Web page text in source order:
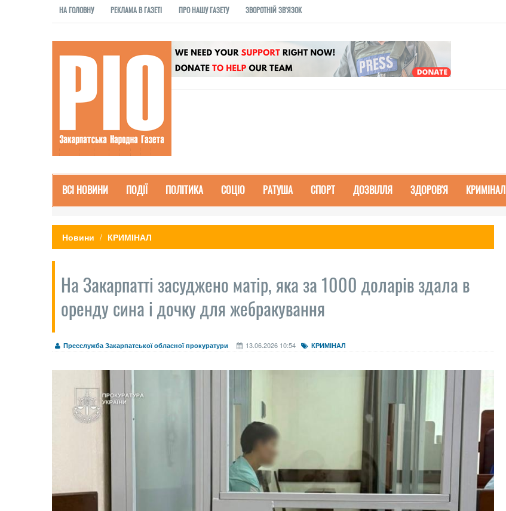
НА ГОЛОВНУ РЕКЛАМА В ГАЗЕТІ ПРО НАШУ ГАЗЕТУ ЗВОРОТНІЙ ЗВ'ЯЗОК
ВСІ НОВИНИ ПОДІЇ ПОЛІТИКА СОЦІО РАТУША СПОРТ ДОЗВІЛЛЯ ЗДОРОВ'Я КРИМІНАЛ
Новини КРИМІНАЛ
На Закарпатті засуджено матір, яка за 1000 доларів здала в
оренду сина і дочку для жебракування
Пресслужба Закарпатської обласної прокуратури 13.06.2026 10:54 КРИМІНАЛ